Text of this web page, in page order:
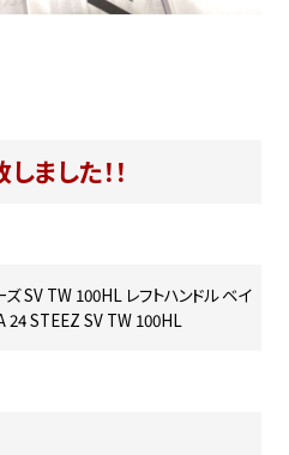
ました！！
ズ SV TW 100HL レフトハンドル ベイ
24 STEEZ SV TW 100HL